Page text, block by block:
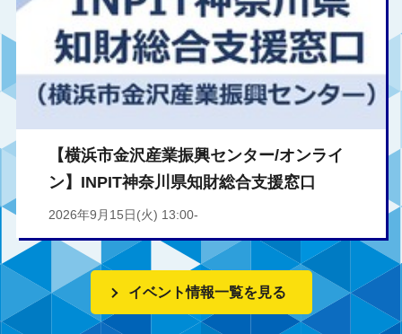
【横浜市金沢産業振興センター/オンライ
ン】INPIT神奈川県知財総合支援窓口
2026年9月15日(火) 13:00-
イベント情報一覧を見る